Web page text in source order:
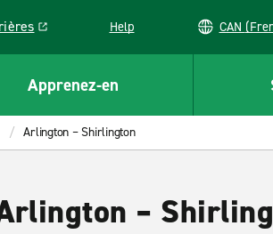
opens in a new window
Help CAN
Apprenez-en
Arlington – Shirlington
–